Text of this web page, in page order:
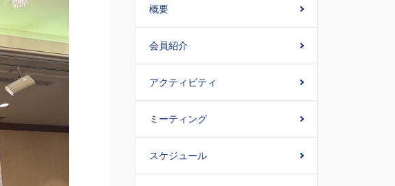
概要
会員紹介
アクティビティ
ミーティング
スケジュール